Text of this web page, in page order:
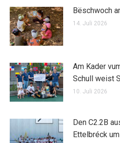
Bëschwoch
14. Juli 2026
Am Kader
Schull weist
10. Juli 2026
Den C2.2B
Ettelbréck